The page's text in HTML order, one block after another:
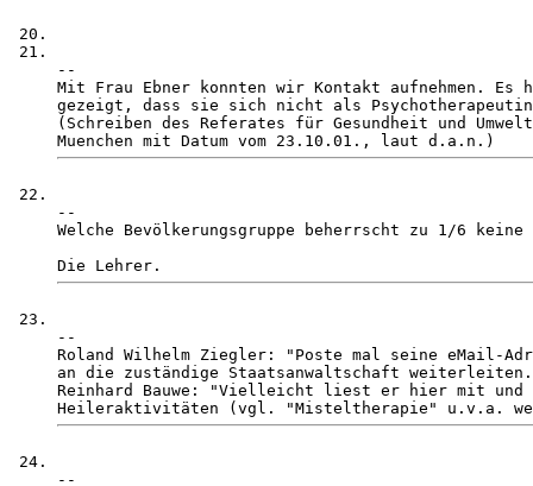
--
Mit Frau Ebner konnten wir Kontakt aufnehmen. Es
gezeigt, dass sie sich nicht als
(Schreiben des Referates für Gesundheit und
--
Welche Bevölkerungsgruppe beherrscht zu 1/6 keine
--
Roland Wilhelm Ziegler: "Poste mal seine eMail-
an die zuständige Staatsanwaltschaft
Reinhard Bauwe: "Vielleicht liest er hier mit